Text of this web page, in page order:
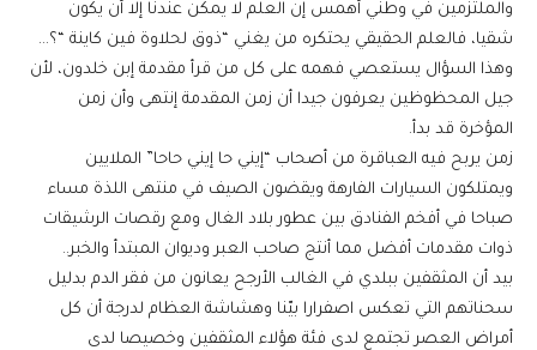
والملتزمين في وطني أهمس إن العلم لا يمكن عندنا إلا أن يكون
شقيا، فالعلم الحقيقي يحتكره من يغني “ذوق لحلاوة فين كاينة “؟…
وهذا السؤال يستعصي فهمه على كل من قرأ مقدمة إبن خلدون، لأن
جيل المحظوظين يعرفون جيدا أن زمن المقدمة إنتهى وأن زمن
المؤخرة قد بدأ.
زمن يربح فيه العباقرة من أصحاب “إيني حا إيني حاحا” الملايين
ويمتلكون السيارات الفارهة ويقضون الصيف في منتهى اللذة مساء
صباحا في أفخم الفنادق بين عطور بلاد الغال ومع رقصات الرشيقات
ذوات مقدمات أفضل مما أنتج صاحب العبر وديوان المبتدأ والخبر..
بيد أن المثقفين ببلدي في الغالب الأرجح يعانون من فقر الدم بدليل
سحناتهم التي تعكس اصفرارا بيّنا وهشاشة العظام لدرجة أن كل
أمراض العصر تجتمع لدى فئة هؤلاء المثقفين وخصيصا لدى